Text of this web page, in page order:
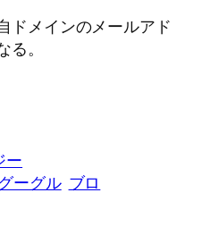
ドメインのメールアド
。
ー
グーグル ブロ